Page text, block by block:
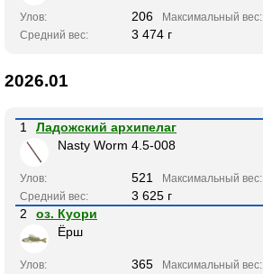
Улов: 206 Максимальный вес:
Средний вес: 3 474 г
2026.01
1
Ладожский архипелаг
Nasty Worm 4.5-008
Улов: 521 Максимальный вес:
Средний вес:
3 625 г
2
оз. Куори
Ёрш
Улов: 365 Максимальный вес: